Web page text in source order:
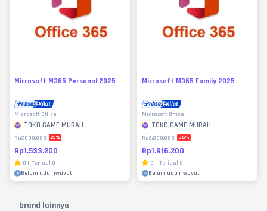
Microsoft M365 Personal 2025
Microsoft Office
TOKO GAME MURAH
Rp2.000.000 23%
Rp1.533.200
0 | Terjual 0
Belum ada riwayat
Microsoft M365 Family 2025
Microsoft Office
TOKO GAME MURAH
Rp3.000.000 36%
Rp1.916.200
0 | Terjual 0
Belum ada riwayat
brand lainnya